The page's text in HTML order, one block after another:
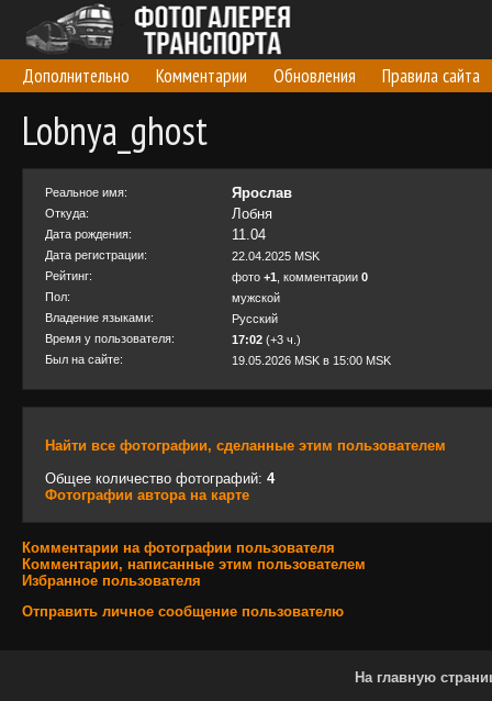
Дополнительно Комментарии Обновления Правила сайта
Lobnya_ghost
Реальное имя: Ярослав
Откуда: Лобня
Дата рождения: 11.04
Дата регистрации:
22.04.2025 MSK
Рейтинг:
фото +1 , комментарии 0
Пол:
мужской
Владение языками:
Русский
Время у пользователя:
17:02 (+3 ч.)
Был на сайте:
19.05.2026 MSK в 15:00 MSK
Найти все фотографии, сделанные этим пользователем
Общее количество фотографий: 4
Фотографии автора на карте
Комментарии на фотографии пользователя
Комментарии, написанные этим пользователем
Избранное пользователя
Отправить личное сообщение пользователю
На главную